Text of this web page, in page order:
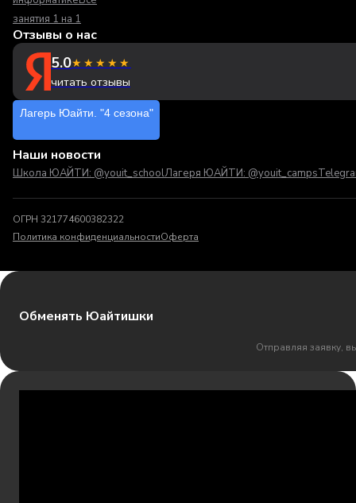
занятия 1 на 1
Отзывы о нас
5.0★★★★★
читать отзывы
Лагерь Юайти. "4 сезона"
Наши новости
Школа ЮАЙТИ: @youit_schoolЛагеря ЮАЙТИ: @youit_camps
ОГРН 321774600382322
Политика конфиденциальностиОферта
Обменять Юайтишки
Отправляя заявку,